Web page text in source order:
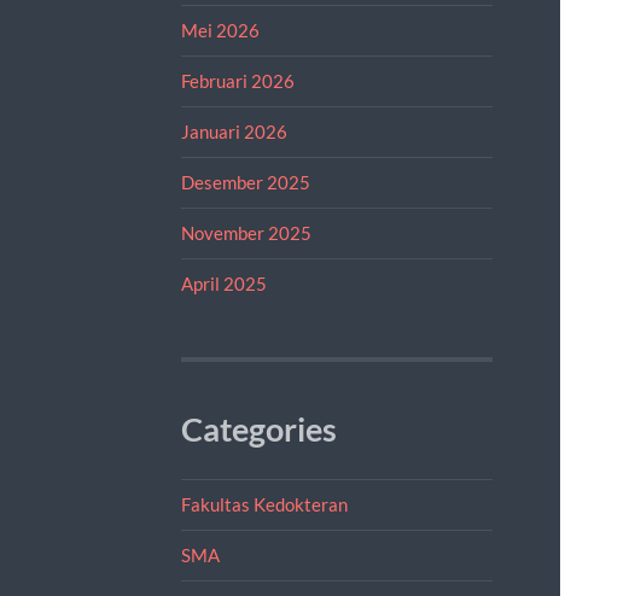
Mei 2026
Februari 2026
Januari 2026
Desember 2025
November 2025
April 2025
Categories
Fakultas Kedokteran
SMA